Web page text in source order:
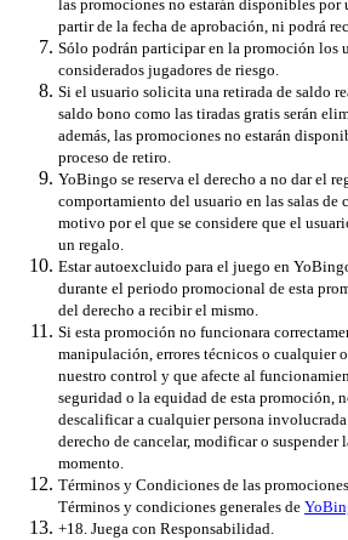
las promociones no estarán disponibles por
partir de la fecha de aprobación, ni podrá
Sólo podrán participar en la promoción los
considerados jugadores de riesgo.
Si el usuario solicita una retirada de saldo
saldo bono como las tiradas gratis serán
además, las promociones no estarán
proceso de retiro.
YoBingo se reserva el derecho a no dar el
comportamiento del usuario en las salas de
motivo por el que se considere que el
un regalo.
Estar autoexcluido para el juego en
durante el periodo promocional de esta
del derecho a recibir el mismo.
Si esta promoción no funcionara
manipulación, errores técnicos o cualquier
nuestro control y que afecte al
seguridad o la equidad de esta promoción,
descalificar a cualquier persona
derecho de cancelar, modificar o
momento.
Términos y Condiciones de las
Términos y condiciones generales de
+18. Juega con Responsabilidad.